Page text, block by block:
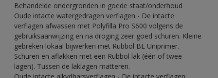
Behandelde ondergronden in goede staat/onderhoud
Oude intacte watergedragen verflagen - De intacte
verflagen afwassen met Polyfilla Pro S600 volgens de
gebruiksaanwijzing en na droging zeer goed schuren. Kleine
gebreken lokaal bijwerken met Rubbol BL Uniprimer.
Schuren en aflakken met een Rubbol lak (één of twee
lagen). Tussen de laklagen matteren.